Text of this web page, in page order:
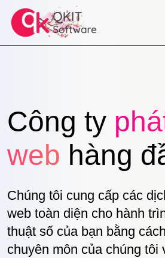
Công ty
web hàng
Chúng tôi cung cấp các
web toàn diện cho hành
thuật số của bạn bằng
chuyên môn của chúng tôi